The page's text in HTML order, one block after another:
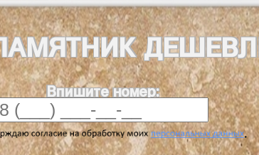
Впишите номер:
.